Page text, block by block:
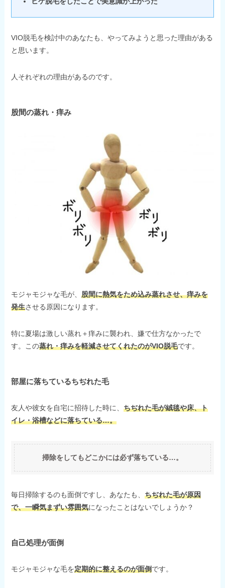
VIO脱毛を検討中のあなたも、やってみようと思った理由がある
と思います。
人それぞれの理由があるのです。
股間の蒸れ・痒み
モジャモジャな毛が、股間に熱気をため込み蒸れさせ、痒みを
発生させる原因になります。
特に夏場は激しい蒸れ＋痒みに襲われ、嫌で仕方なかったで
す。この蒸れ・痒みを軽減させてくれたのがVIO脱毛です。
部屋に落ちているちぢれた毛
友人や彼女を自宅に招待した時に、ちぢれた毛が絨毯や床、ト
イレ・浴槽などに落ちている…。
掃除をしてもどこかには必ず落ちている…。
毎日掃除するのも面倒ですし、あなたも、ちぢれた毛が原因
で、一瞬気まずい雰囲気になったことはないでしょうか？
自己処理が面倒
モジャモジャな毛を定期的に整えるのが面倒です。